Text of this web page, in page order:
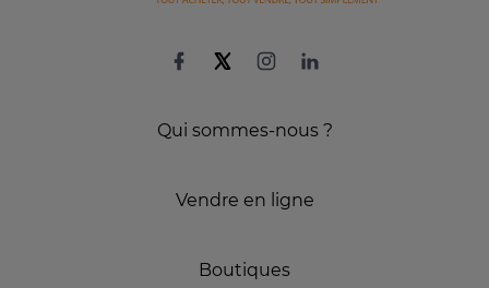
Qui sommes-nous ?
Vendre en ligne
Boutiques